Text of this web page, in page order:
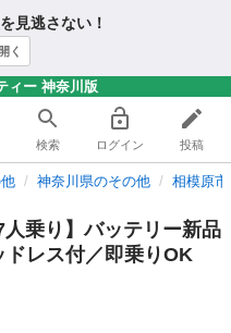
見逃さない！
く
ィー 神奈川版
検索 ログイン 投稿
神奈川県のその他 相模原
乗り】バッテリー新品
ドレス付／即乗りOK